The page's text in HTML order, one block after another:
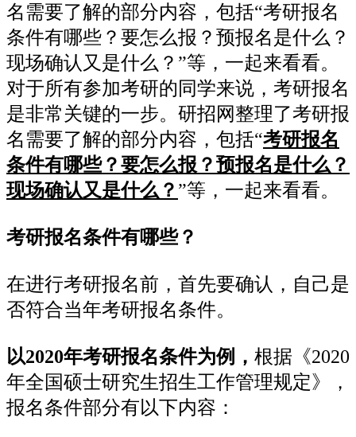
名需要了解的部分内容，包括“考研报名
条件有哪些？要怎么报？预报名是什么？
现场确认又是什么？”等，一起来看看。
对于所有参加考研的同学来说，考研报名
是非常关键的一步。研招网整理了考研报
名需要了解的部分内容，包括“考研报名
条件有哪些？要怎么报？预报名是什么？
现场确认又是什么？ ”等，一起来看看。
考研报名条件有哪些？
在进行考研报名前，首先要确认，自己是
否符合当年考研报名条件。
以2020年考研报名条件为例， 根据《2020
年全国硕士研究生招生工作管理规定》，
报名条件部分有以下内容：